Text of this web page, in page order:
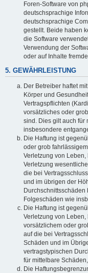
Foren-Software von
deutschsprachige
deutschsprachige
gestellt. Beide haben
die Software
Verwendung der
oder auf Inhalte
5. GEWÄHRLEISTUNG
Der Betreiber haftet
Körper und
Vertragspflichten
vorsätzliches oder
sind. Dies gilt auch für
insbesondere
Die Haftung ist
oder grob
Verletzung von
Verletzung
die bei
und im übrigen der
Durchschnittsschäden
Folgeschäden wie
Die Haftung ist
Verletzung von
vorsätzlichem oder
auf die bei
Schäden und im
vertragstypischen
für mittelbare
Die